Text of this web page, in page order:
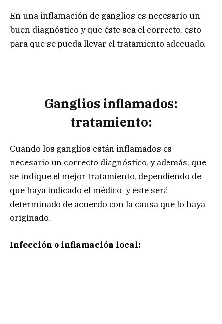
En una inflamación de ganglios es necesario un
buen diagnóstico y que éste sea el correcto, esto
para que se pueda llevar el tratamiento adecuado.
Ganglios inflamados:
tratamiento:
Cuando los ganglios están inflamados es
necesario un correcto diagnóstico, y además, que
se indique el mejor tratamiento, dependiendo de
que haya indicado el médico y éste será
determinado de acuerdo con la causa que lo haya
originado.
Infección o inflamación local: